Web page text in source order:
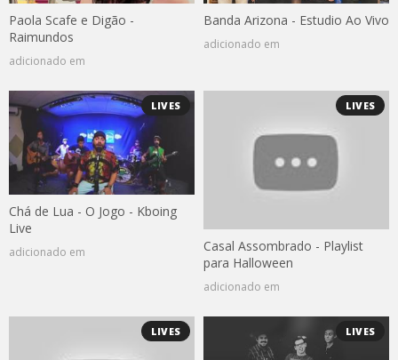
Paola Scafe e Digão -
Raimundos
adicionado em
Banda Arizona - Estudio Ao Vivo
adicionado em
LIVES
Chá de Lua - O Jogo - Kboing
Live
adicionado em
LIVES
Casal Assombrado - Playlist
para Halloween
adicionado em
LIVES LIVES